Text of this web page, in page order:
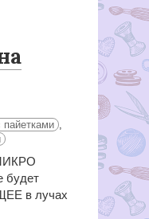
пайетками ,
будет
в лучах